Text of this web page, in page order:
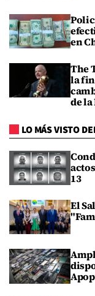
en
The
la
de la
LO MÁS VISTO
13
El